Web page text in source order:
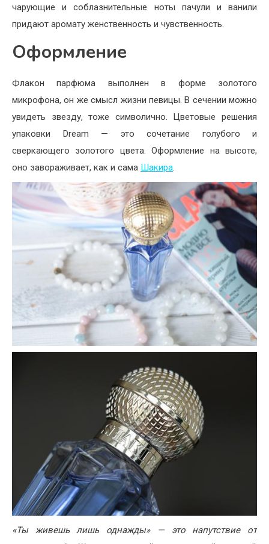
чарующие и соблазнительные ноты пачули и ванили
придают аромату женственность и чувственность.
Оформление
Флакон парфюма выполнен в форме золотого
микрофона, он же смысл жизни певицы. В сечении можно
увидеть звезду, тоже символично. Цветовые решения
упаковки Dream — это сочетание голубого и
сверкающего золотого цвета. Оформление на высоте,
оно завораживает, как и сама Шакира.
«Ты живешь лишь однажды» — это напутствие от